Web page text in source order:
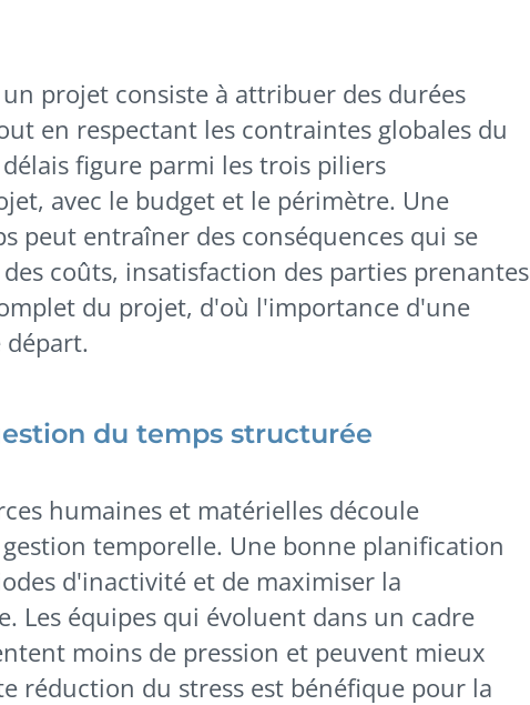
projet consiste à attribuer des durées
en respectant les contraintes globales du
figure parmi les trois piliers
avec le budget et le périmètre. Une
peut entraîner des conséquences qui se
coûts, insatisfaction des parties prenantes
du projet, d'où l'importance d'une
du temps structurée
humaines et matérielles découle
temporelle. Une bonne planification
d'inactivité et de maximiser la
Les équipes qui évoluent dans un cadre
moins de pression et peuvent mieux
réduction du stress est bénéfique pour la